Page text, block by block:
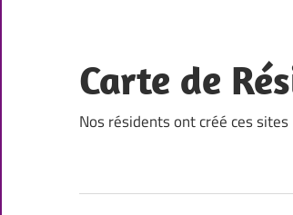
content
Carte de
Nos résidents ont créé ces sites